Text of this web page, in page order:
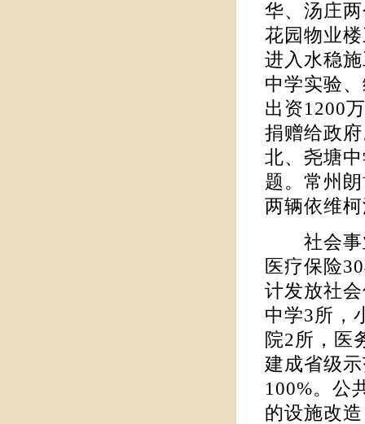
华、汤庄
花园物业
进入水稳
中学实验
出资1200
捐赠给政
北、尧塘
题。常州
两辆依维
社会事业
医疗保险
计发放社
中学3所，
院2所，医
建成省级
100%。公
的设施改